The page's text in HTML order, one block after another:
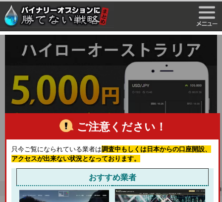
ご注意ください！
只今ご覧になられている業者は調査中もしくは日本からの口座開設、
アクセスが出来ない状況となっております。
おすすめ業者
HOME>バイナリーオプション業者（サイト）一覧>24オプション> 24オプシ